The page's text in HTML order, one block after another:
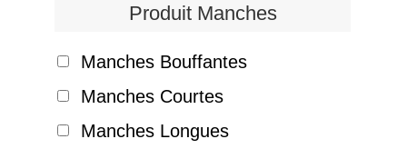
Produit Manches
Manches Bouffantes
Manches Courtes
Manches Longues